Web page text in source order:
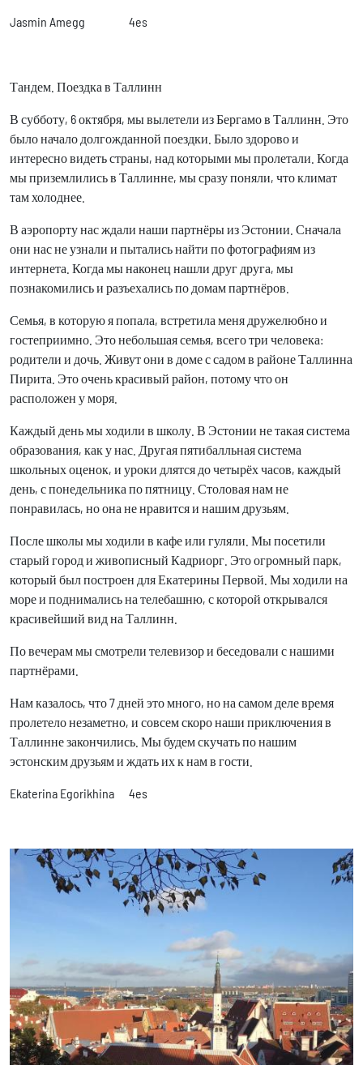
Jasmin Amegg 4es
Тандем. Поездка в Таллинн
В субботу, 6 октября, мы вылетели из Бергамо в Таллинн. Это
было начало долгожданной поездки. Было здорово и
интересно видеть страны, над которыми мы пролетали. Когда
мы приземлились в Таллинне, мы сразу поняли, что климат
там холоднее.
В аэропорту нас ждали наши партнёры из Эстонии. Сначала
они нас не узнали и пытались найти по фотографиям из
интернета. Когда мы наконец нашли друг друга, мы
познакомились и разъехались по домам партнёров.
Семья, в которую я попала, встретила меня дружелюбно и
гостеприимно. Это небольшая семья, всего три человека:
родители и дочь. Живут они в доме с садом в районе Таллинна
Пирита. Это очень красивый район, потому что он
расположен у моря.
Каждый день мы ходили в школу. В Эстонии не такая система
образования, как у нас. Другая пятибалльная система
школьных оценок, и уроки длятся до четырёх часов, каждый
день, с понедельника по пятницу. Столовая нам не
понравилась, но она не нравится и нашим друзьям.
После школы мы ходили в кафе или гуляли. Мы посетили
старый город и живописный Кадриорг. Это огромный парк,
который был построен для Екатерины Первой. Мы ходили на
море и поднимались на телебашню, с которой открывался
красивейший вид на Таллинн.
По вечерам мы смотрели телевизор и беседовали с нашими
партнёрами.
Нам казалось, что 7 дней это много, но на самом деле время
пролетело незаметно, и совсем скоро наши приключения в
Таллинне закончились. Мы будем скучать по нашим
эстонским друзьям и ждать их к нам в гости.
Ekaterina Egorikhina 4es